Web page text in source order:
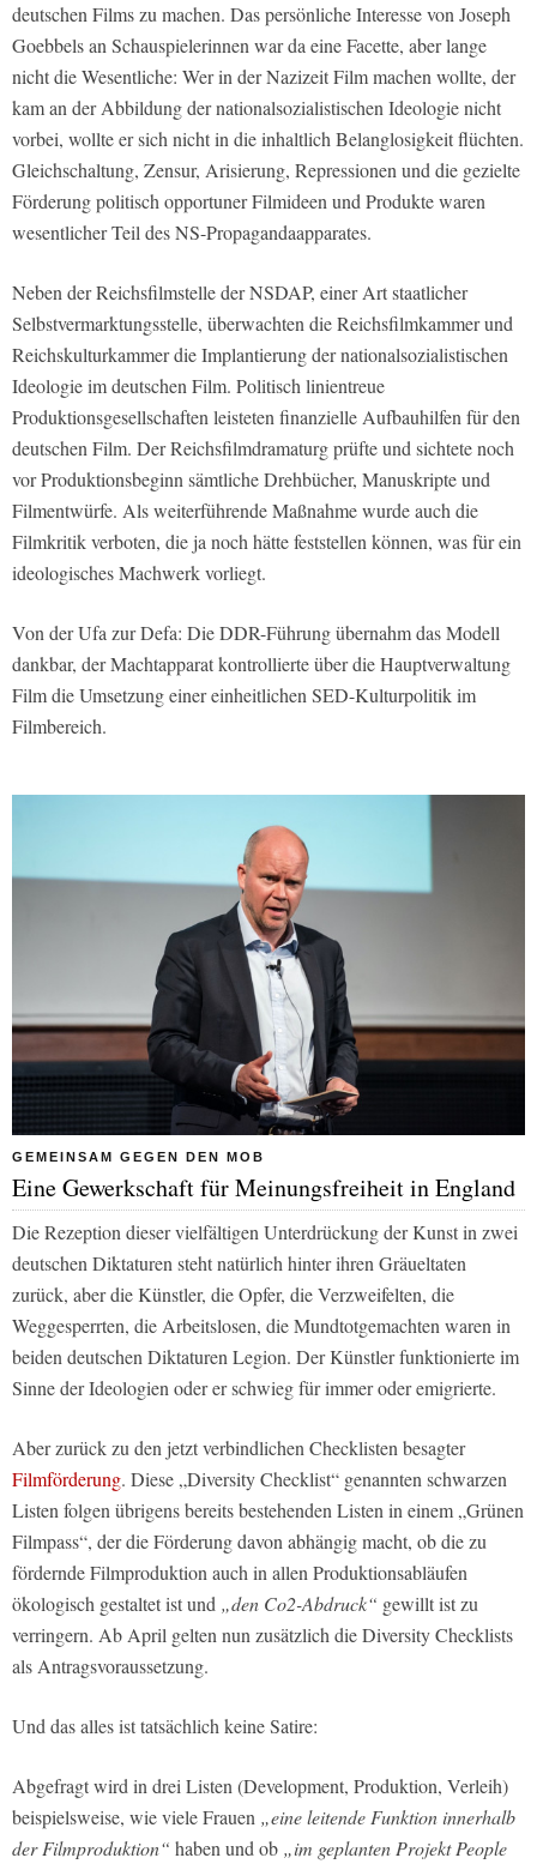
deutschen Films zu machen. Das persönliche Interesse von Joseph
Goebbels an Schauspielerinnen war da eine Facette, aber lange
nicht die Wesentliche: Wer in der Nazizeit Film machen wollte, der
kam an der Abbildung der nationalsozialistischen Ideologie nicht
vorbei, wollte er sich nicht in die inhaltlich Belanglosigkeit flüchten.
Gleichschaltung, Zensur, Arisierung, Repressionen und die gezielte
Förderung politisch opportuner Filmideen und Produkte waren
wesentlicher Teil des NS-Propagandaapparates.
Neben der Reichsfilmstelle der NSDAP, einer Art staatlicher
Selbstvermarktungsstelle, überwachten die Reichsfilmkammer und
Reichskulturkammer die Implantierung der nationalsozialistischen
Ideologie im deutschen Film. Politisch linientreue
Produktionsgesellschaften leisteten finanzielle Aufbauhilfen für den
deutschen Film. Der Reichsfilmdramaturg prüfte und sichtete noch
vor Produktionsbeginn sämtliche Drehbücher, Manuskripte und
Filmentwürfe. Als weiterführende Maßnahme wurde auch die
Filmkritik verboten, die ja noch hätte feststellen können, was für ein
ideologisches Machwerk vorliegt.
Von der Ufa zur Defa: Die DDR-Führung übernahm das Modell
dankbar, der Machtapparat kontrollierte über die Hauptverwaltung
Film die Umsetzung einer einheitlichen SED-Kulturpolitik im
Filmbereich.
GEMEINSAM GEGEN DEN MOB
Eine Gewerkschaft für Meinungsfreiheit in England
Die Rezeption dieser vielfältigen Unterdrückung der Kunst in zwei
deutschen Diktaturen steht natürlich hinter ihren Gräueltaten
zurück, aber die Künstler, die Opfer, die Verzweifelten, die
Weggesperrten, die Arbeitslosen, die Mundtotgemachten waren in
beiden deutschen Diktaturen Legion. Der Künstler funktionierte im
Sinne der Ideologien oder er schwieg für immer oder emigrierte.
Aber zurück zu den jetzt verbindlichen Checklisten besagter
Filmförderung. Diese „Diversity Checklist“ genannten schwarzen
Listen folgen übrigens bereits bestehenden Listen in einem „Grünen
Filmpass“, der die Förderung davon abhängig macht, ob die zu
fördernde Filmproduktion auch in allen Produktionsabläufen
ökologisch gestaltet ist und „den Co2-Abdruck“ gewillt ist zu
verringern. Ab April gelten nun zusätzlich die Diversity Checklists
als Antragsvoraussetzung.
Und das alles ist tatsächlich keine Satire:
Abgefragt wird in drei Listen (Development, Produktion, Verleih)
beispielsweise, wie viele Frauen „eine leitende Funktion innerhalb
der Filmproduktion“ haben und ob „im geplanten Projekt People